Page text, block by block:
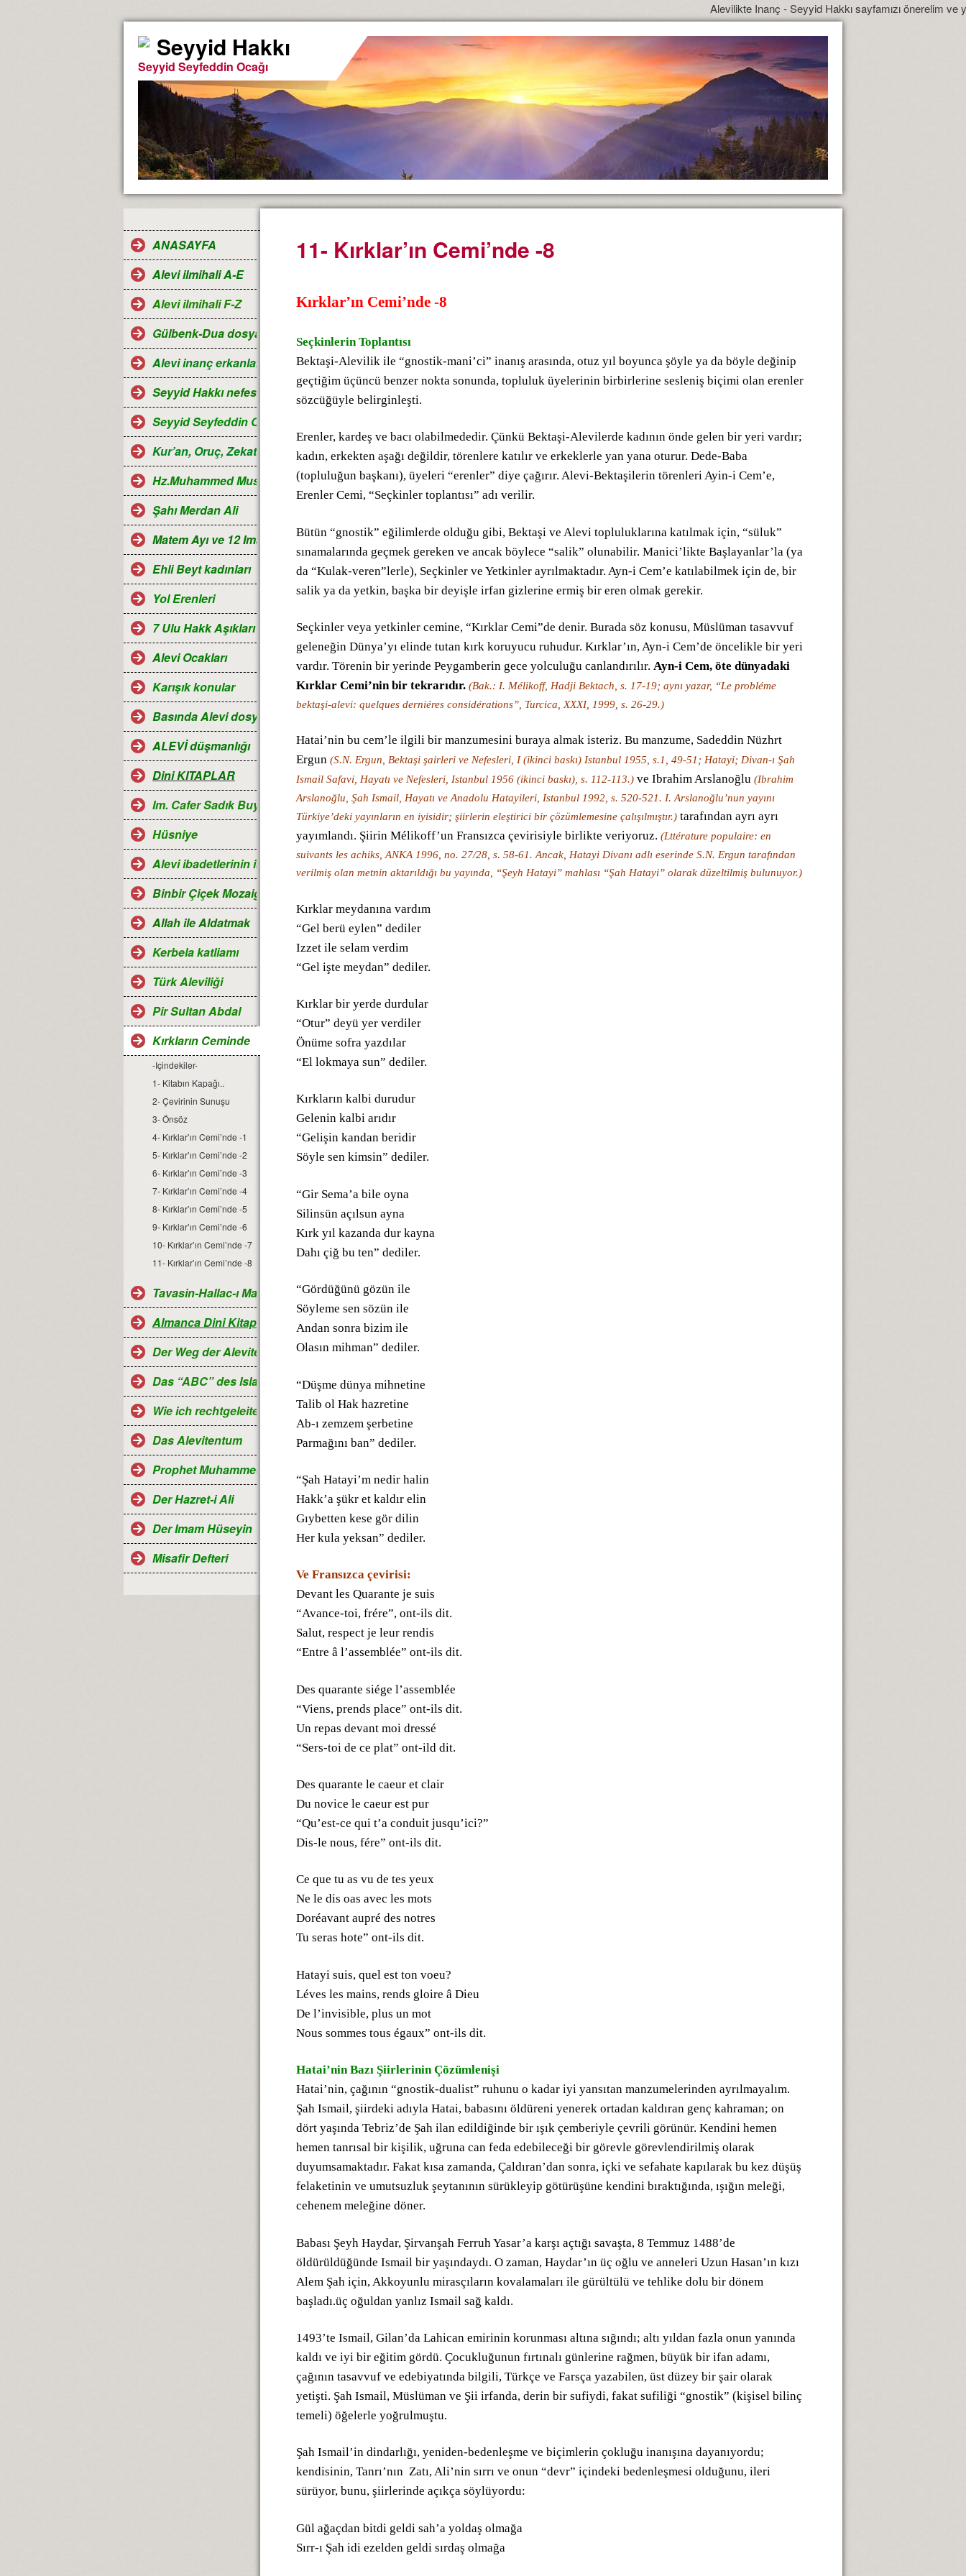
Alevilikte Inanç - Seyyid Hakkı sayfamızı önerelim ve
Seyyid Hakkı
Seyyid Seyfeddin Ocağı
ANASAYFA
Alevi ilmihali A-E
Alevi ilmihali F-Z
Gülbenk-Dua dosyası
Alevi inanç erkanları
Seyyid Hakkı nefesleri
Seyyid Seyfeddin Ocağı...
Kur’an, Oruç, Zekat, Hac ve Ramazan ayı
Hz.Muhammed Mustafa
Şahı Merdan Ali
Matem Ayı ve 12 Imamlar
Ehli Beyt kadınları
Yol Erenleri
7 Ulu Hakk Aşıkları ve Halk ozanları
Alevi Ocakları
Karışık konular
Basında Alevi dosyaları
ALEVİ düşmanlığı
Dini KITAPLAR
Im. Cafer Sadık Buyruğu
Hüsniye
Alevi ibadetlerinin islamdaki yeri
Binbir Çiçek Mozaiği Alevilik
Allah ile Aldatmak
Kerbela katliamı
Türk Aleviliği
Pir Sultan Abdal
Kırkların Ceminde
-Içindekiler-
1- Kitabın Kapağı..
2- Çevirinin Sunuşu
3- Önsöz
4- Kırklar’ın Cemi’nde -1
5- Kırklar’ın Cemi’nde -2
6- Kırklar’ın Cemi’nde -3
7- Kırklar’ın Cemi’nde -4
8- Kırklar’ın Cemi’nde -5
9- Kırklar’ın Cemi’nde -6
10- Kırklar’ın Cemi’nde -7
11- Kırklar’ın Cemi’nde -8
Tavasin-Hallac-ı Mansur
Almanca Dini Kitaplar-Religiöse Bücher
Der Weg der Aleviten...
Das “ABC” des Islam
Wie ich rechtgeleitet wurde
Das Alevitentum
Prophet Muhammed
Der Hazret-i Ali
Der Imam Hüseyin
Misafir Defteri
11- Kırklar’ın Cemi’nde -8
Kırklar’ın Cemi’nde -8
Seçkinlerin Toplantısı
Bektaşi-Alevilik ile “gnostik-mani’ci” inanış arasında, otuz yıl boyunca şöyle ya da böyle değinip
geçtiğim üçüncü benzer nokta sonunda, topluluk üyelerinin birbirlerine sesleniş biçimi olan erenler
sözcüğüyle belirginleşti.
Erenler, kardeş ve bacı olabilmededir. Çünkü Bektaşi-Alevilerde kadının önde gelen bir yeri vardır;
kadın, erkekten aşağı değildir, törenlere katılır ve erkeklerle yan yana oturur. Dede-Baba
(topluluğun başkanı), üyeleri “erenler” diye çağırır. Alevi-Bektaşilerin törenleri Ayin-i Cem’e,
Erenler Cemi, “Seçkinler toplantısı” adı verilir.
Bütün “gnostik” eğilimlerde olduğu gibi, Bektaşi ve Alevi topluluklarına katılmak için, “süluk”
sınamalarında geçmek gereken ve ancak böylece “salik” olunabilir. Manici’likte Başlayanlar’la (ya
da “Kulak-veren”lerle), Seçkinler ve Yetkinler ayrılmaktadır. Ayn-i Cem’e katılabilmek için de, bir
salik ya da yetkin, başka bir deyişle irfan gizlerine ermiş bir eren olmak gerekir.
Seçkinler veya yetkinler cemine, “Kırklar Cemi”de denir. Burada söz konusu, Müslüman tasavvuf
geleneğin Dünya’yı elinde tutan kırk koruyucu ruhudur. Kırklar’ın, Ayn-i Cem’de öncelikle bir yeri
vardır. Törenin bir yerinde Peygamberin gece yolculuğu canlandırılır. Ayn-i Cem, öte dünyadaki
Kırklar Cemi’nin bir tekrarıdır. (Bak.: I. Mélikoff, Hadji Bektach, s. 17-19; aynı yazar, “Le probléme
bektaşi-alevi: quelques derniéres considérations”, Turcica, XXXI, 1999, s. 26-29.)
Hatai’nin bu cem’le ilgili bir manzumesini buraya almak isteriz. Bu manzume, Sadeddin Nüzhrt
Ergun (S.N. Ergun, Bektaşi şairleri ve Nefesleri, I (ikinci baskı) Istanbul 1955, s.1, 49-51; Hatayi; Divan-ı Şah
Ismail Safavi, Hayatı ve Nefesleri, Istanbul 1956 (ikinci baskı), s. 112-113.) ve Ibrahim Arslanoğlu (Ibrahim
Arslanoğlu, Şah Ismail, Hayatı ve Anadolu Hatayileri, Istanbul 1992, s. 520-521. I. Arslanoğlu’nun yayını
Türkiye’deki yayınların en iyisidir; şiirlerin eleştirici bir çözümlemesine çalışılmıştır.) tarafından ayrı ayrı
yayımlandı. Şiirin Mélikoff’un Fransızca çevirisiyle birlikte veriyoruz. (Lttérature populaire: en
suivants les achiks, ANKA 1996, no. 27/28, s. 58-61. Ancak, Hatayi Divanı adlı eserinde S.N. Ergun tarafından
verilmiş olan metnin aktarıldığı bu yayında, “Şeyh Hatayi” mahlası “Şah Hatayi” olarak düzeltilmiş bulunuyor.)
Kırklar meydanına vardım
“Gel berü eylen” dediler
Izzet ile selam verdim
“Gel işte meydan” dediler.
Kırklar bir yerde durdular
“Otur” deyü yer verdiler
Önüme sofra yazdılar
“El lokmaya sun” dediler.
Kırkların kalbi durudur
Gelenin kalbi arıdır
“Gelişin kandan beridir
Söyle sen kimsin” dediler.
“Gir Sema’a bile oyna
Silinsün açılsun ayna
Kırk yıl kazanda dur kayna
Dahı çiğ bu ten” dediler.
“Gördüğünü gözün ile
Söyleme sen sözün ile
Andan sonra bizim ile
Olasın mihman” dediler.
“Düşme dünya mihnetine
Talib ol Hak hazretine
Ab-ı zemzem şerbetine
Parmağını ban” dediler.
“Şah Hatayi’m nedir halin
Hakk’a şükr et kaldır elin
Gıybetten kese gör dilin
Her kula yeksan” dediler.
Ve Fransızca çevirisi:
Devant les Quarante je suis
“Avance-toi, frére”, ont-ils dit.
Salut, respect je leur rendis
“Entre â l’assemblée” ont-ils dit.
Des quarante siége l’assemblée
“Viens, prends place” ont-ils dit.
Un repas devant moi dressé
“Sers-toi de ce plat” ont-ild dit.
Des quarante le caeur et clair
Du novice le caeur est pur
“Qu’est-ce qui t’a conduit jusqu’ici?”
Dis-le nous, fére” ont-ils dit.
Ce que tu as vu de tes yeux
Ne le dis oas avec les mots
Doréavant aupré des notres
Tu seras hote” ont-ils dit.
Hatayi suis, quel est ton voeu?
Léves les mains, rends gloire â Dieu
De l’invisible, plus un mot
Nous sommes tous égaux” ont-ils dit.
Hatai’nin Bazı Şiirlerinin Çözümlenişi
Hatai’nin, çağının “gnostik-dualist” ruhunu o kadar iyi yansıtan manzumelerinden ayrılmayalım.
Şah Ismail, şiirdeki adıyla Hatai, babasını öldüreni yenerek ortadan kaldıran genç kahraman; on
dört yaşında Tebriz’de Şah ilan edildiğinde bir ışık çemberiyle çevrili görünür. Kendini hemen
hemen tanrısal bir kişilik, uğruna can feda edebileceği bir görevle görevlendirilmiş olarak
duyumsamaktadır. Fakat kısa zamanda, Çaldıran’dan sonra, içki ve sefahate kapılarak bu kez düşüş
felaketinin ve umutsuzluk şeytanının sürükleyip götürüşüne kendini bıraktığında, ışığın meleği,
cehenem meleğine döner.
Babası Şeyh Haydar, Şirvanşah Ferruh Yasar’a karşı açtığı savaşta, 8 Temmuz 1488’de
öldürüldüğünde Ismail bir yaşındaydı. O zaman, Haydar’ın üç oğlu ve anneleri Uzun Hasan’ın kızı
Alem Şah için, Akkoyunlu mirasçıların kovalamaları ile gürültülü ve tehlike dolu bir dönem
başladı.üç oğuldan yanlız Ismail sağ kaldı.
1493’te Ismail, Gilan’da Lahican emirinin korunması altına sığındı; altı yıldan fazla onun yanında
kaldı ve iyi bir eğitim gördü. Çocukluğunun fırtınalı günlerine rağmen, büyük bir ifan adamı,
çağının tasavvuf ve edebiyatında bilgili, Türkçe ve Farsça yazabilen, üst düzey bir şair olarak
yetişti. Şah Ismail, Müslüman ve Şii irfanda, derin bir sufiydi, fakat sufiliği “gnostik” (kişisel bilinç
temeli) öğelerle yoğrulmuştu.
Şah Ismail’in dindarlığı, yeniden-bedenleşme ve biçimlerin çokluğu inanışına dayanıyordu;
kendisinin, Tanrı’nın Zatı, Ali’nin sırrı ve onun “devr” içindeki bedenleşmesi olduğunu, ileri
sürüyor, bunu, şiirlerinde açıkça söylüyordu:
Gül ağaçdan bitdi geldi sah’a yoldaş olmağa
Sırr-ı Şah idi ezelden geldi sırdaş olmağa